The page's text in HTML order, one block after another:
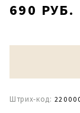
690 РУБ.
Штрих-код: